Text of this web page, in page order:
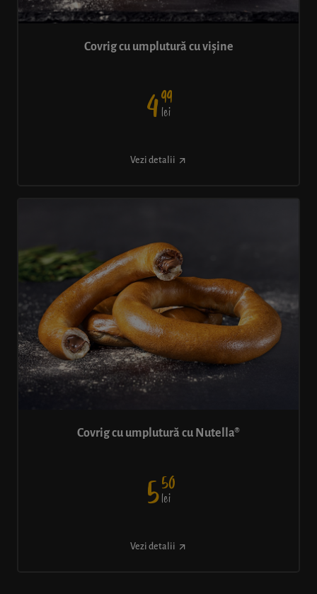
Covrig cu umplutură cu vișine
499
lei
Vezi detalii
Covrig cu umplutură cu Nutella®
550
lei
Vezi detalii